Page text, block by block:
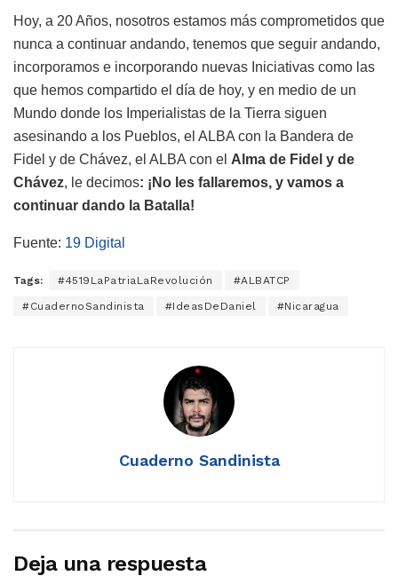
Hoy, a 20 Años, nosotros estamos más comprometidos que
nunca a continuar andando, tenemos que seguir andando,
incorporamos e incorporando nuevas Iniciativas como las
que hemos compartido el día de hoy, y en medio de un
Mundo donde los Imperialistas de la Tierra siguen
asesinando a los Pueblos, el ALBA con la Bandera de
Fidel y de Chávez, el ALBA con el Alma de Fidel y de
Chávez, le decimos: ¡No les fallaremos, y vamos a
continuar dando la Batalla!
Fuente: 19 Digital
Tags: #4519LaPatriaLaRevolución #ALBATCP
#CuadernoSandinista #IdeasDeDaniel #Nicaragua
Cuaderno Sandinista
Deja una respuesta